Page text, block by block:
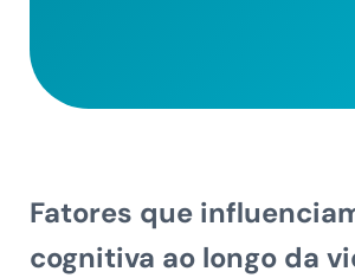
Fatores que
cognitiva ao longo da